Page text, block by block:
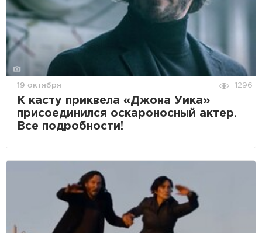
19 октября 1296
К касту приквела «Джона Уика»
присоединился оскароносный актер.
Все подробности!